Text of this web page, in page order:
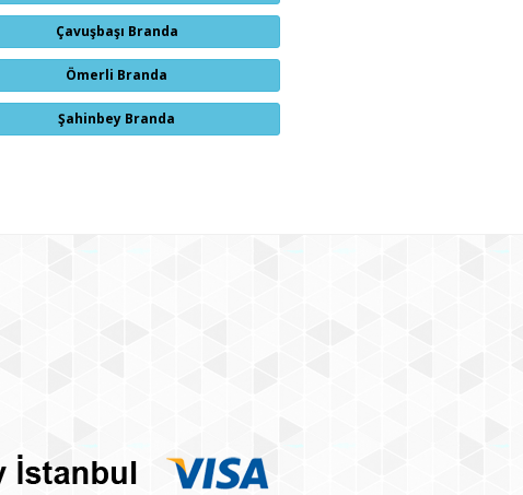
Çavuşbaşı Branda
Ömerli Branda
Şahinbey Branda